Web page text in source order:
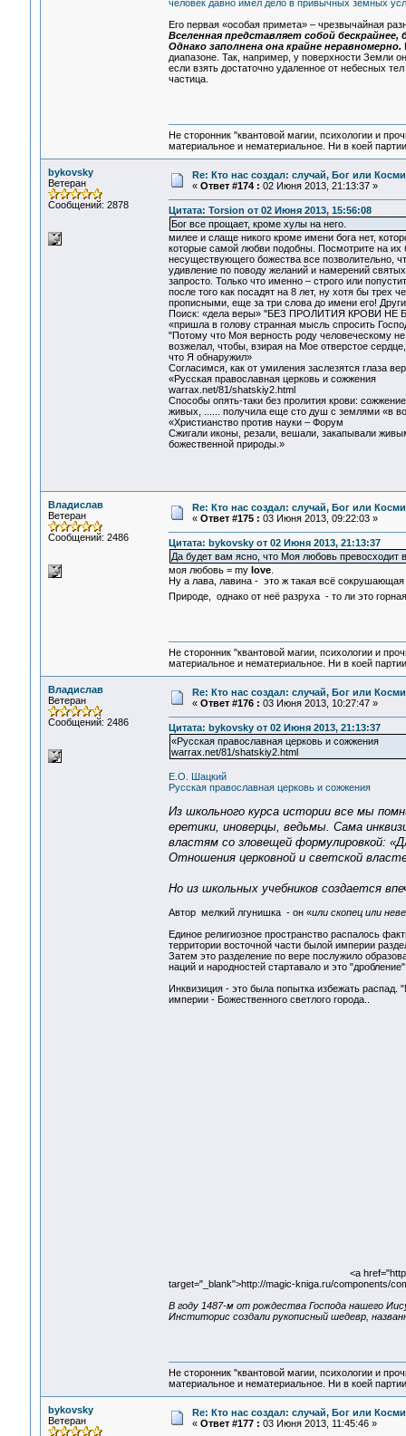
человек давно имел дело в привычных земных
Его первая «особая примета» – чрезвычайная
Вселенная представляет собой
Однако заполнена она крайне неравномерно.
диапазоне. Так, например, у поверхности Земли
если взять достаточно удаленное от небесных
частица.
Не сторонник "квантовой магии, психологии и
материальное и нематериальное. Ни в коей
bykovsky
Ветеран
Сообщений: 2878
Re: Кто нас создал: случай, Бог или
« Ответ #174 : 02 Июня 2013, 21:13:37 »
Цитата: Torsion от 02 Июня 2013, 15:56:08
Бог все прощает, кроме хулы на него.
милее и слаще никого кроме имени бога нет,
которые самой любви подобны. Посмотрите на их
несуществующего божества все позволительно,
удивление по поводу желаний и намерений
запросто. Только что именно – строго или
после того как посадят на 8 лет, ну хотя бы трех
прописными, еще за три слова до имени его!
Поиск: «дела веры» "БЕЗ ПРОЛИТИЯ КРОВИ
«пришла в голову странная мысль спросить
"Потому что Моя верность роду человеческому
возжелал, чтобы, взирая на Мое отверстое
что Я обнаружил»
Согласимся, как от умиления заслезятся глаза
«Русская православная церковь и сожжения
warrax.net/81/shatskiy2.html‎
Способы опять-таки без пролития крови:
живых, ...... получила еще сто душ с землями «в
«Христианство против науки – Форум
Сжигали иконы, резали, вешали, закапывали
божественной природы.»
Владислав
Ветеран
Сообщений: 2486
Re: Кто нас создал: случай, Бог или
« Ответ #175 : 03 Июня 2013, 09:22:03 »
Цитата: bykovsky от 02 Июня 2013, 21:13:37
Да будет вам ясно, что Моя любовь превосходит
моя любовь = my love.
Ну а лава, лавина - это ж такая всё
Природе, однако от неё разруха - то ли это
Не сторонник "квантовой магии, психологии и
материальное и нематериальное. Ни в коей
Владислав
Ветеран
Сообщений: 2486
Re: Кто нас создал: случай, Бог или
« Ответ #176 : 03 Июня 2013, 10:27:47 »
Цитата: bykovsky от 02 Июня 2013, 21:13:37
«Русская православная церковь и сожжения
warrax.net/81/shatskiy2.html‎
Е.О. Шацкий
Русская православная церковь и сожжения
Из школьного курса истории все мы
еретики, иноверцы, ведьмы. Сама
властям со зловещей формулировкой:
Отношения церковной и светской
Но из школьных учебников создается
Автор мелкий лгунишка - он «или скопец или
Единое религиозное пространство распалось
территории восточной части былой империи
Затем это разделение по вере послужило
наций и народностей стартавало и это
Инквизиция - это была попытка избежать
империи - Божественного светлого города..
<a
target="_blank">http://magic-kniga.ru/components/
В году 1487-м от рождества Господа нашего
Инститорис создали рукописный шедевр,
Не сторонник "квантовой магии, психологии и
материальное и нематериальное. Ни в коей
bykovsky
Ветеран
Re: Кто нас создал: случай, Бог или
« Ответ #177 : 03 Июня 2013, 11:45:46 »